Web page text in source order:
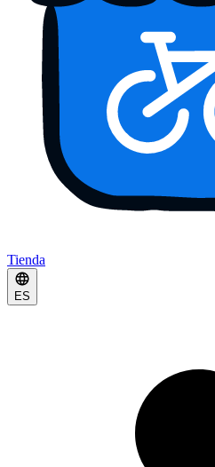
Tienda
ES